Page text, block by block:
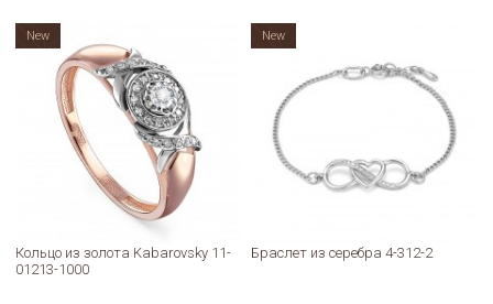
Кольцо из золота Kabarovsky 11-
01213-1000
New
Браслет из серебра 4-312-2
New